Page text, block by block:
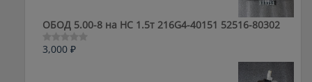
ОБОД 5.00-8 на HC 1.5т 216G4-40151 52516-80302
Оценка
3,000 ₽